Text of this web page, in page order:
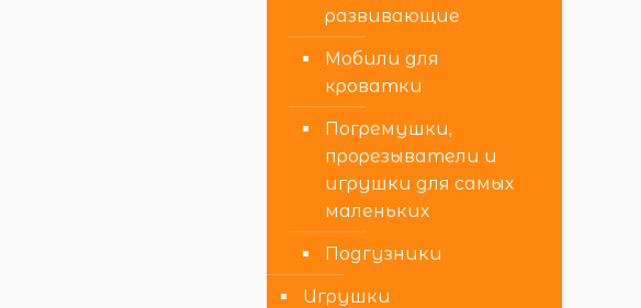
развивающие
Мобили для
кроватки
Погремушки,
прорезыватели и
игрушки для самых
маленьких
Подгузники
Игрушки